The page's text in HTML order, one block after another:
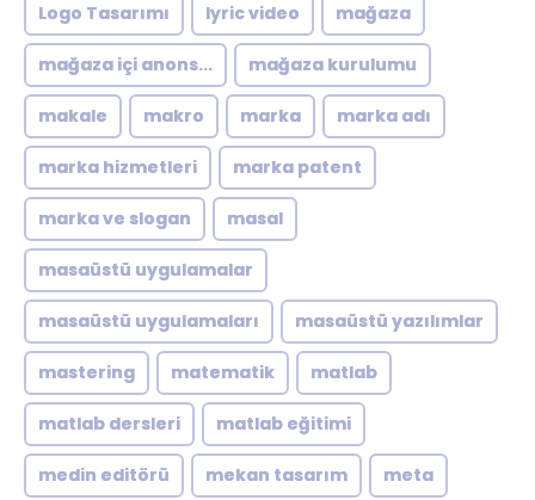
Logo Tasarımı lyric video mağaza
mağaza içi anons... mağaza kurulumu
makale makro marka marka adı
marka hizmetleri marka patent
marka ve slogan masal
masaüstü uygulamalar
masaüstü uygulamaları masaüstü yazılımlar
mastering matematik matlab
matlab dersleri matlab eğitimi
medin editörü mekan tasarım meta